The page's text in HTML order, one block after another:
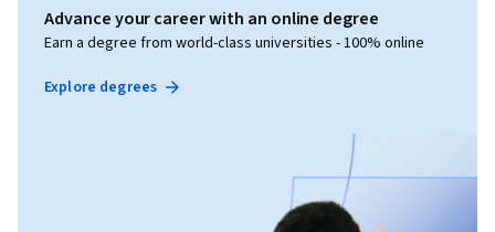
Advance your career with an online degree
Earn a degree from world-class universities - 100% online
Explore degrees